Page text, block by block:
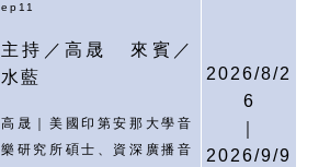
ep11
主持／高晟
來賓／
水藍
高晟｜美國印第安那大學音
樂研究所碩士、資深廣播音
2026/8/2
6
2026/9/9